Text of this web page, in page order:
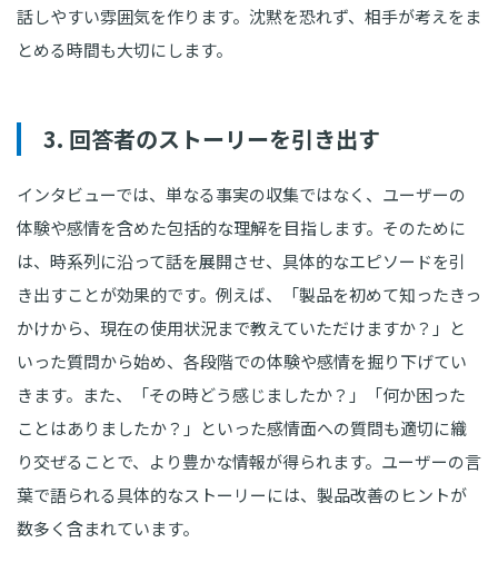
話しやすい雰囲気を作ります。沈黙を恐れず、相手が考えをま
とめる時間も大切にします。
3. 回答者のストーリーを引き出す
インタビューでは、単なる事実の収集ではなく、ユーザーの
体験や感情を含めた包括的な理解を目指します。そのために
は、時系列に沿って話を展開させ、具体的なエピソードを引
き出すことが効果的です。例えば、「製品を初めて知ったきっ
かけから、現在の使用状況まで教えていただけますか？」と
いった質問から始め、各段階での体験や感情を掘り下げてい
きます。また、「その時どう感じましたか？」「何か困った
ことはありましたか？」といった感情面への質問も適切に織
り交ぜることで、より豊かな情報が得られます。ユーザーの言
葉で語られる具体的なストーリーには、製品改善のヒントが
数多く含まれています。